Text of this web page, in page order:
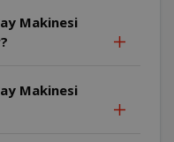
Makinesi
Makinesi